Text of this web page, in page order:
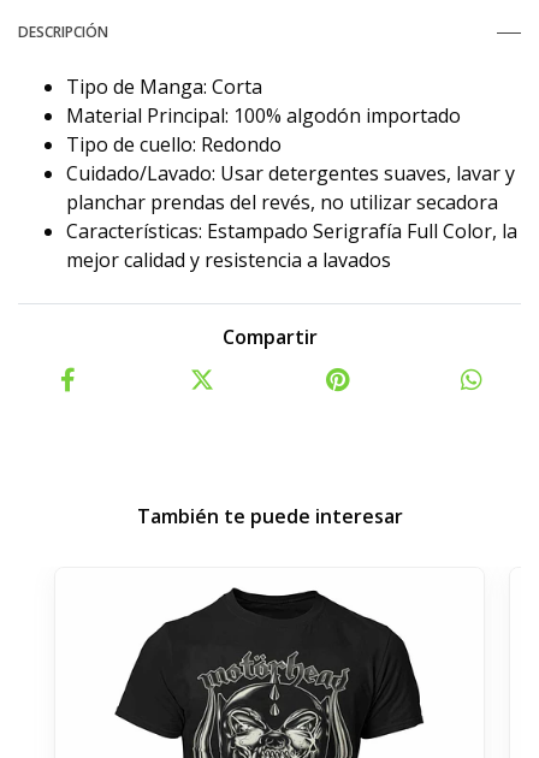
DESCRIPCIÓN
Tipo de Manga: Corta
Material Principal: 100% algodón importado
Tipo de cuello: Redondo
Cuidado/Lavado: Usar detergentes suaves, lavar y
planchar prendas del revés, no utilizar secadora
Características: Estampado Serigrafía Full Color, la
mejor calidad y resistencia a lavados
Compartir
También te puede interesar